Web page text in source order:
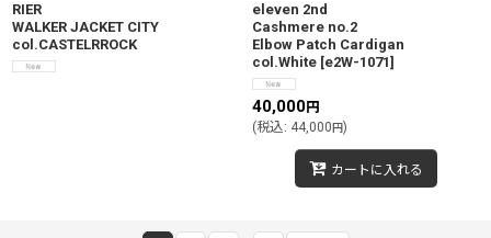
RIER
WALKER JACKET CITY
col.CASTELRROCK
eleven 2nd
Cashmere no.2
Elbow Patch Cardigan
col.White [e2W-1071]
40,000円
(税込: 44,000円)
カートに入れる